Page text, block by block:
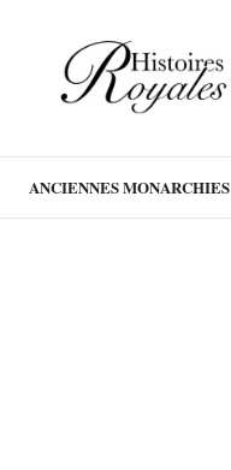
ANCIENNES MONARCHIES